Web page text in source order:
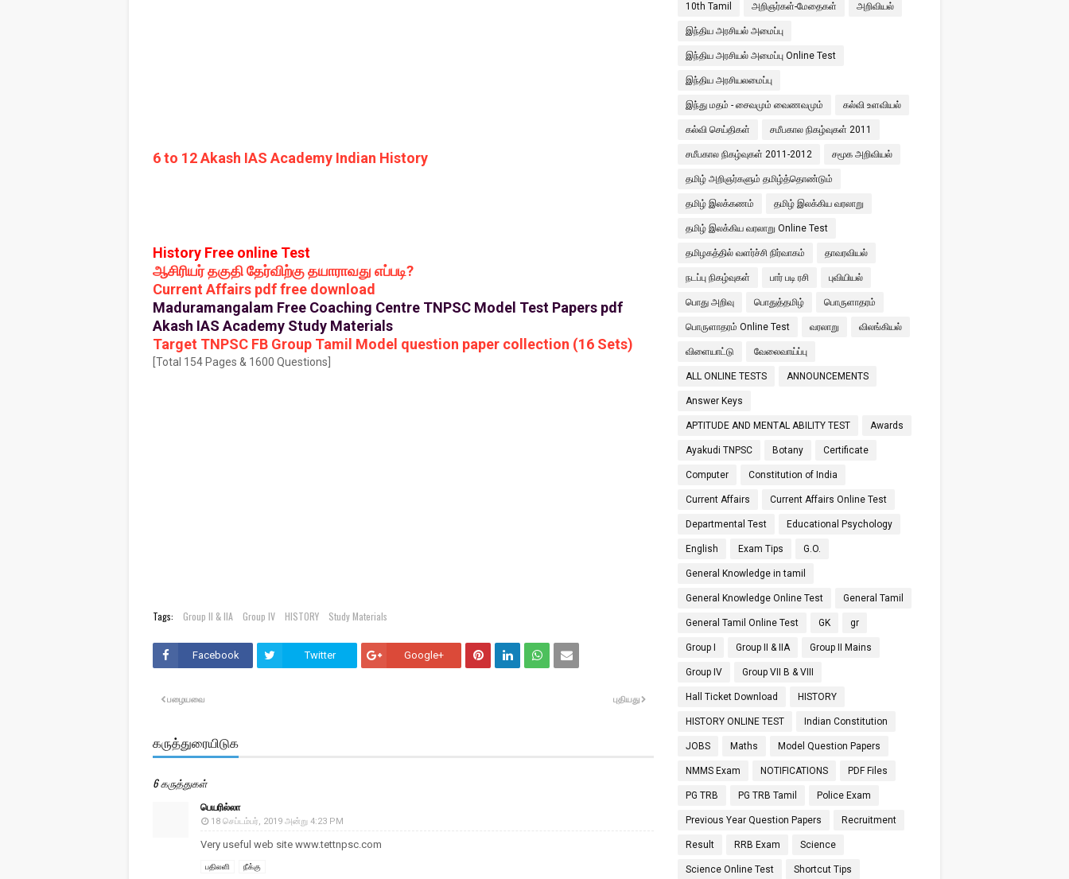
6 to 12 Akash IAS Academy Indian History
History Free online Test
ஆசிரியர் தகுதி தேர்விற்கு தயாராவது எப்படி?
Current Affairs pdf free download
Maduramangalam Free Coaching Centre TNPSC Model Test Papers pdf
Akash IAS Academy Study Materials
Target TNPSC FB Group Tamil Model question paper collection (16 Sets)
[Total 154 Pages & 1600 Questions]
Tags: Group II & IIA Group IV HISTORY Study Materials
Facebook Twitter Google+
புதியது
பழையவை
கருத்துரையிடுக
6 கருத்துகள்
பெயரில்லா
18 செப்டம்பர், 2019 அன்று 4:23 PM
Very useful web site www.tettnpsc.com
பதிலளி நீக்கு
10th Tamil அறிஞர்கள்-மேதைகள் அறிவியல்
இந்திய அரசியல் அமைப்பு
இந்திய அரசியல் அமைப்பு Online Test
இந்திய அரசியலமைப்பு
இந்து மதம் - சைவமும் வைணவமும் கல்வி உளவியல்
கல்வி செய்திகள் சமீபகால நிகழ்வுகள் 2011
சமீபகால நிகழ்வுகள் 2011-2012 சமூக அறிவியல்
தமிழ் அறிஞர்களும் தமிழ்த்தொண்டும்
தமிழ் இலக்கணம் தமிழ் இலக்கிய வரலாறு
தமிழ் இலக்கிய வரலாறு Online Test
தமிழகத்தில் வளர்ச்சி நிர்வாகம் தாவரவியல்
நடப்பு நிகழ்வுகள் பார் படி ரசி புவியியல்
பொது அறிவு பொதுத்தமிழ் பொருளாதரம்
பொருளாதரம் Online Test வரலாறு விலங்கியல்
விளையாட்டு வேலைவாய்ப்பு
ALL ONLINE TESTS ANNOUNCEMENTS
Answer Keys
APTITUDE AND MENTAL ABILITY TEST Awards
Ayakudi TNPSC Botany Certificate
Computer Constitution of India
Current Affairs Current Affairs Online Test
Departmental Test Educational Psychology
English Exam Tips G.O.
General Knowledge in tamil
General Knowledge Online Test General Tamil
General Tamil Online Test GK gr
Group I Group II & IIA Group II Mains
Group IV Group VII B & VIII
Hall Ticket Download HISTORY
HISTORY ONLINE TEST Indian Constitution
JOBS Maths Model Question Papers
NMMS Exam NOTIFICATIONS PDF Files
PG TRB PG TRB Tamil Police Exam
Previous Year Question Papers Recruitment
Result RRB Exam Science
Science Online Test Shortcut Tips